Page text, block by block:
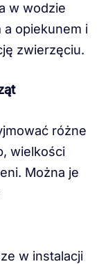
w wodzie
a opiekunem i
zwierzęciu.
różne
wielkości
Można je
w instalacji